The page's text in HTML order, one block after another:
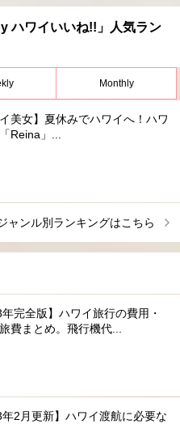
ハワイいいね!!」人気ラン
Monthly
イ美女】夏休みでハワイへ！ハワ
Reina」...
ャンル別ランキングはこちら
年完全版】ハワイ旅行の費用・
費まとめ。飛行機代...
年2月更新】ハワイ渡航に必要な